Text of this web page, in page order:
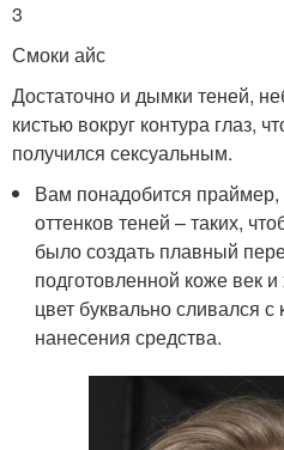
3
Смоки айс
Достаточно и дымки теней,
кистью вокруг контура глаз,
получился сексуальным.
Вам понадобится
оттенков теней – таких,
было создать плавный
подготовленной коже век
цвет буквально сливался
нанесения средства.